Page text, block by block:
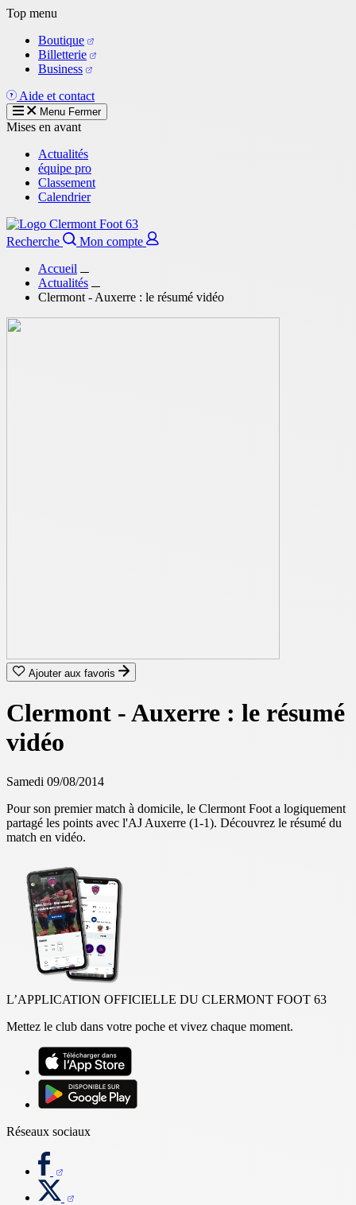
Aller
contenu
principal
Top menu
Boutique
Billetterie
Business
Aide et contact
Menu Fermer
Mises en avant
Actualités
équipe pro
Classement
Calendrier
Recherche
Mon compte
Accueil
Actualités
Clermont - Auxerre : le résumé vidéo
Ajouter aux favoris
Clermont - Auxerre : le résumé
vidéo
Samedi 09/08/2014
Pour son premier match à domicile, le Clermont Foot a logiquement
partagé les points avec l'AJ Auxerre (1-1). Découvrez le résumé du
match en vidéo.
L’APPLICATION OFFICIELLE DU CLERMONT FOOT 63
Mettez le club dans votre poche et vivez chaque moment.
Réseaux sociaux